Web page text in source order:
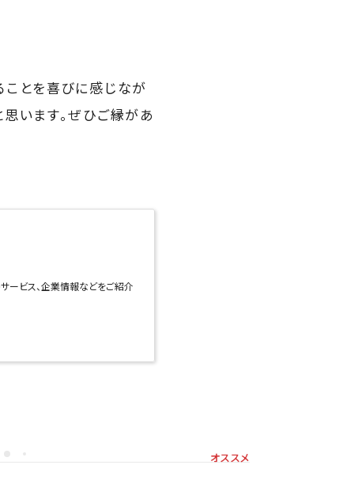
とを喜びに感じなが
います。ぜひご縁があ
ービス、企業情報などをご紹介
オススメ